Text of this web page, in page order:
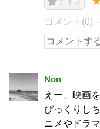
コメント(0)
Non
えー、映画
びっくりし
ニメやドラ